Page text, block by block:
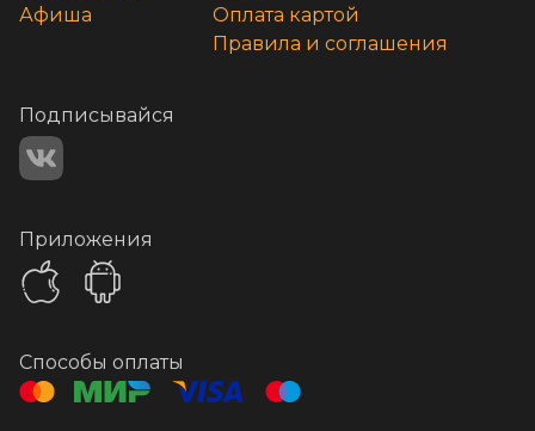
Афиша
Оплата картой
Правила и соглашения
Подписывайся
Приложения
Способы оплаты